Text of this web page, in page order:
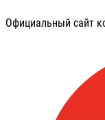
Официальный сайт